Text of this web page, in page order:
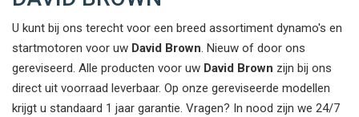
U kunt bij ons terecht voor een breed assortiment dynamo's en
startmotoren voor uw David Brown. Nieuw of door ons
gereviseerd. Alle producten voor uw David Brown zijn bij ons
direct uit voorraad leverbaar. Op onze gereviseerde modellen
krijgt u standaard 1 jaar garantie. Vragen? In nood zijn we 24/7